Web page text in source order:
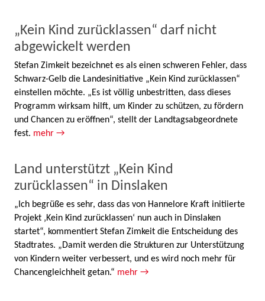
„Kein Kind zurücklassen“ darf nicht
abgewickelt werden
Stefan Zimkeit bezeichnet es als einen schweren Fehler, dass
Schwarz-Gelb die Landesinitiative „Kein Kind zurücklassen“
einstellen möchte. „Es ist völlig unbestritten, dass dieses
Programm wirksam hilft, um Kinder zu schützen, zu fördern
und Chancen zu eröffnen“, stellt der Landtagsabgeordnete
fest. mehr →
Land unterstützt „Kein Kind
zurücklassen“ in Dinslaken
„Ich begrüße es sehr, dass das von Hannelore Kraft initiierte
Projekt ‚Kein Kind zurücklassen‘ nun auch in Dinslaken
startet“, kommentiert Stefan Zimkeit die Entscheidung des
Stadtrates. „Damit werden die Strukturen zur Unterstützung
von Kindern weiter verbessert, und es wird noch mehr für
Chancengleichheit getan.“ mehr →